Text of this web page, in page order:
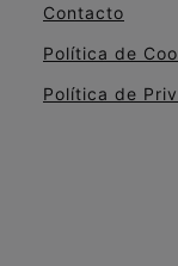
Contacto
Política de
Política de